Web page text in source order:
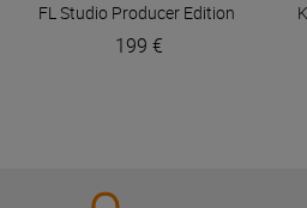
FL Studio Producer Edition (licence)
199 €